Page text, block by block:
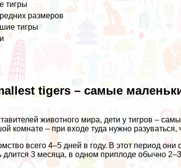
тигры
размеров
тигры
tigers – самые
животного мира, дети у тигров –
комнате – при входе туда нужно разуваться,
всего 4–5 дней в году. В этот период
длится 3 месяца, в одном приплоде обычно 2–3